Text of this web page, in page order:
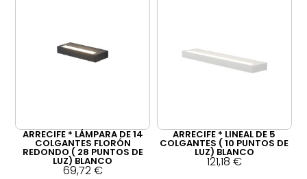
ARRECIFE * LÁMPARA DE 14
COLGANTES FLORÓN
REDONDO ( 28 PUNTOS DE
LUZ) BLANCO
69,72€
ARRECIFE * LINEAL DE 5
COLGANTES ( 10 PUNTOS DE
LUZ) BLANCO
121,18 €